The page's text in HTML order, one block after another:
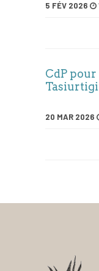
5 FÉV 2026
CdP
20 MAR 2026